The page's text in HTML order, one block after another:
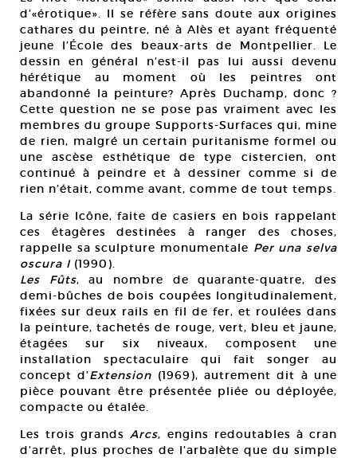
d’«érotique». Il se réfère sans doute aux origines
cathares du peintre, né à Alès et ayant fréquenté
jeune l’École des beaux-arts de Montpellier. Le
dessin en général n’est-il pas lui aussi devenu
hérétique au moment où les peintres ont
abandonné la peinture? Après Duchamp, donc ?
Cette question ne se pose pas vraiment avec les
membres du groupe Supports-Surfaces qui, mine
de rien, malgré un certain puritanisme formel ou
une ascèse esthétique de type cistercien, ont
continué à peindre et à dessiner comme si de
rien n’était, comme avant, comme de tout temps.
La série Icône, faite de casiers en bois rappelant
ces étagères destinées à ranger des choses,
rappelle sa sculpture monumentale Per una selva
oscura I(1990).
Les Fûts, au nombre de quarante-quatre, des
demi-bûches de bois coupées longitudinalement,
fixées sur deux rails en fil de fer, et roulées dans
la peinture, tachetés de rouge, vert, bleu et jaune,
étagées sur six niveaux, composent une
installation spectaculaire qui fait songer au
concept d’Extension (1969), autrement dit à une
pièce pouvant être présentée pliée ou déployée,
compacte ou étalée.
Les trois grandsArcs, engins redoutables à cran
d’arrêt, plus proches de l’arbalète que du simple